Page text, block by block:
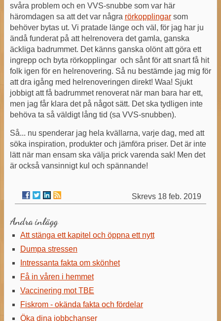
svåra problem och en VVS-snubbe som var här
häromdagen sa att det var några rörkopplingarsom
behöver bytas ut. Vi pratade länge och väl, för jag har ju
ändå funderat på att helrenovera det gamla, ganska
äckliga badrummet. Det känns ganska olönt att göra ett
ingrepp och byta rörkopplingar och sånt för att snart få hit
folk igen för en helrenovering. Så nu bestämde jag mig för
att dra igång med helrenoveringen direkt! Waa! Sjukt
jobbigt att få badrummet renoverat när man bara har ett,
men jag får klara det på något sätt. Det ska tydligen inte
behöva ta så väldigt lång tid (sa VVS-snubben).
Så... nu spenderar jag hela kvällarna, varje dag, med att
söka inspiration, produkter och jämföra priser. Det är inte
lätt när man ensam ska välja prick varenda sak! Men det
är också vansinnigt kul och spännande!
18 feb. 2019
Andra inlägg
Att stänga ett kapitel och öppna ett nytt
Dumpa stressen
Intressanta fakta om skönhet
Få in våren i hemmet
Vaccinering mot TBE
Fiskrom - okända fakta och fördelar
Öka dina jobbchanser